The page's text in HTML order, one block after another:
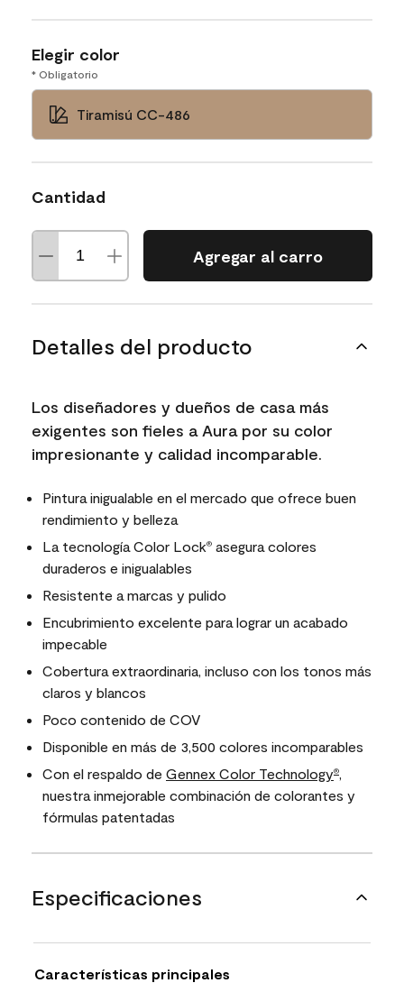
Elegir color
* Obligatorio
Tiramisú CC-486
Cantidad
Agregar al carro
Detalles del producto
Los diseñadores y dueños de casa más
exigentes son fieles a Aura por su color
impresionante y calidad incomparable.
Pintura inigualable en el mercado que ofrece buen
rendimiento y belleza
La tecnología Color Lock® asegura colores
duraderos e inigualables
Resistente a marcas y pulido
Encubrimiento excelente para lograr un acabado
impecable
Cobertura extraordinaria, incluso con los tonos más
claros y blancos
Poco contenido de COV
Disponible en más de 3,500 colores incomparables
Con el respaldo de Gennex Color Technology®,
nuestra inmejorable combinación de colorantes y
fórmulas patentadas
Especificaciones
Características principales